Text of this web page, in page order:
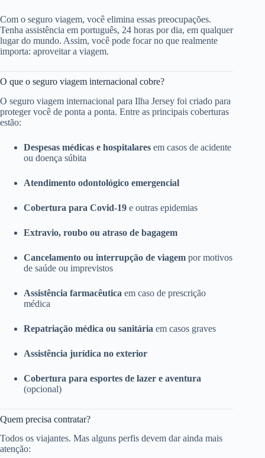
Com o seguro viagem, você elimina essas preocupações.
Tenha assistência em português, 24 horas por dia, em qualquer
lugar do mundo. Assim, você pode focar no que realmente
importa: aproveitar a viagem.
O que o seguro viagem internacional cobre?
O seguro viagem internacional para Ilha Jersey foi criado para
proteger você de ponta a ponta. Entre as principais coberturas
estão:
Despesas médicas e hospitalares em casos de acidente
ou doença súbita
Atendimento odontológico emergencial
Cobertura para Covid-19 e outras epidemias
Extravio, roubo ou atraso de bagagem
Cancelamento ou interrupção de viagem por motivos
de saúde ou imprevistos
Assistência farmacêutica em caso de prescrição
médica
Repatriação médica ou sanitária em casos graves
Assistência jurídica no exterior
Cobertura para esportes de lazer e aventura
(opcional)
Quem precisa contratar?
Todos os viajantes. Mas alguns perfis devem dar ainda mais
atenção: